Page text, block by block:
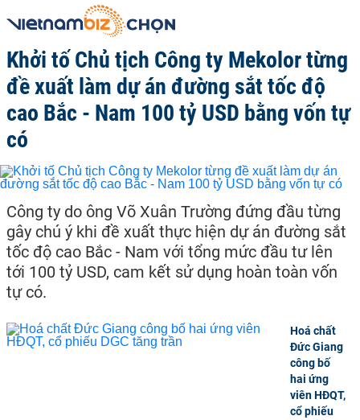
Khởi tố Chủ tịch Công ty Mekolor từng
đề xuất làm dự án đường sắt tốc độ
cao Bắc - Nam 100 tỷ USD bằng vốn tự
có
Công ty do ông Võ Xuân Trường đứng đầu từng
gây chú ý khi đề xuất thực hiện dự án đường sắt
tốc độ cao Bắc - Nam với tổng mức đầu tư lên
tới 100 tỷ USD, cam kết sử dụng hoàn toàn vốn
tự có.
Hoá chất
Đức Giang
công bố
hai ứng
viên HĐQT,
cổ phiếu